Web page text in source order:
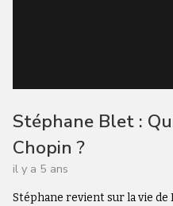
Stéphane Blet :
Chopin ?
il y a 5 ans
Stéphane revient sur la vie